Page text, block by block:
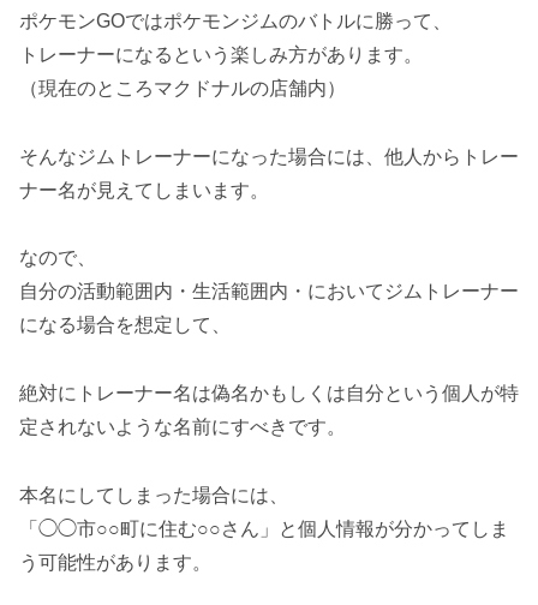
ポケモンGOではポケモンジムのバトルに勝って、
トレーナーになるという楽しみ方があります。
（現在のところマクドナルの店舗内）
そんなジムトレーナーになった場合には、他人からトレー
ナー名が見えてしまいます。
なので、
自分の活動範囲内・生活範囲内・においてジムトレーナー
になる場合を想定して、
絶対にトレーナー名は偽名かもしくは自分という個人が特
定されないような名前にすべきです。
本名にしてしまった場合には、
「◯◯市○○町に住む○○さん」と個人情報が分かってしま
う可能性があります。